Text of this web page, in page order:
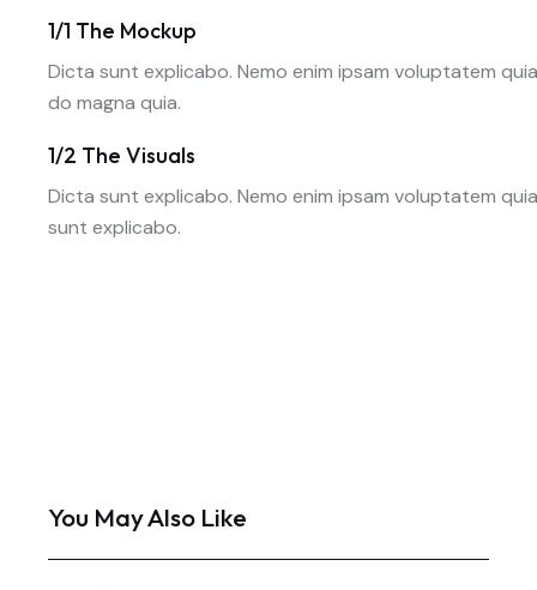
1/1 The Mockup
Dicta sunt explicabo. Nemo enim ipsam voluptatem
do magna quia.
1/2 The Visuals
Dicta sunt explicabo. Nemo enim ipsam voluptatem
sunt explicabo.
You May Also Like